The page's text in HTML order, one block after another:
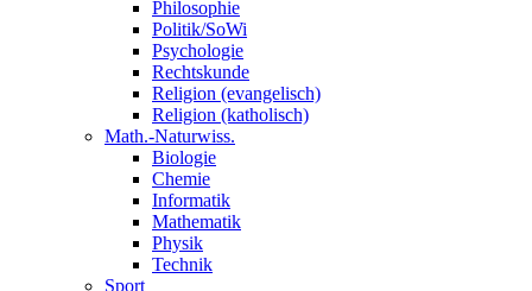
Philosophie
Politik/SoWi
Psychologie
Rechtskunde
Religion (evangelisch)
Religion (katholisch)
Math.-Naturwiss.
Biologie
Chemie
Informatik
Mathematik
Physik
Technik
Sport